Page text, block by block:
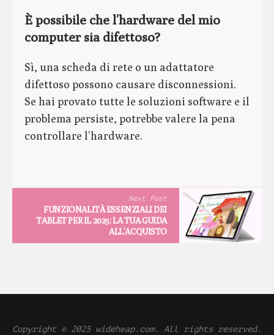
È possibile che l’hardware del mio
computer sia difettoso?
Sì, una scheda di rete o un adattatore
difettoso possono causare disconnessioni.
Se hai provato tutte le soluzioni software e il
problema persiste, potrebbe valere la pena
controllare l’hardware.
Next Post
FUNZIONALITÀ ESSENZIALI DEI
TABLET PER IL 2025: LA TUA GUIDA
ALL’ACQUISTO
Copyright © 2025 wideheap.com. All rights reserved.